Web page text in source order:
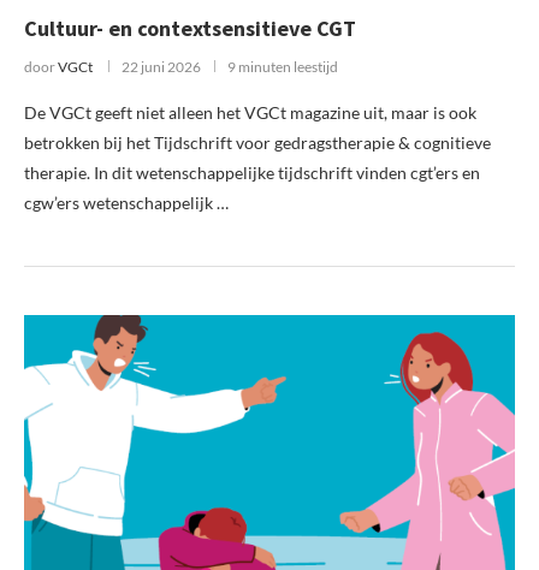
Cultuur- en contextsensitieve CGT
doorVGCt 22 juni 2026 9 minuten leestijd
De VGCt geeft niet alleen het VGCt magazine uit, maar is ook
betrokken bij het Tijdschrift voor gedragstherapie & cognitieve
therapie. In dit wetenschappelijke tijdschrift vinden cgt’ers en
cgw’ers wetenschappelijk …